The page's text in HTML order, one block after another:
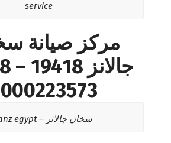
service
مركز صيانة
سخان جالانز – galanz egypt